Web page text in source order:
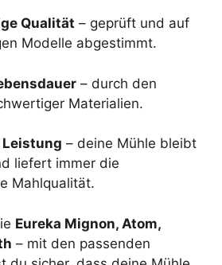
Qualität – geprüft und auf
Modelle abgestimmt.
– durch den
Materialien.
– deine Mühle bleibt
liefert immer die
Mahlqualität.
Eureka Mignon, Atom,
– mit den passenden